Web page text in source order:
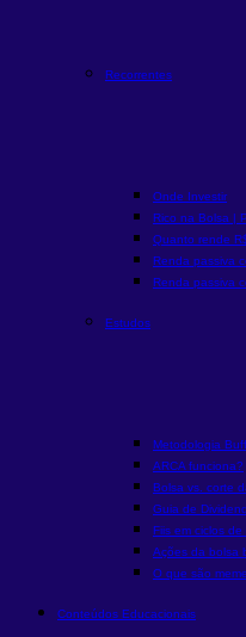
Recorrentes
Onde Investir
Rico na Bolsa |
Quanto rende
Renda passiva
Renda passiva
Estudos
Metodologia
ARCA funciona?
Bolsa vs. corte
Guia de
Fiis em ciclos
Ações da bolsa
O que são
Conteúdos Educacionais